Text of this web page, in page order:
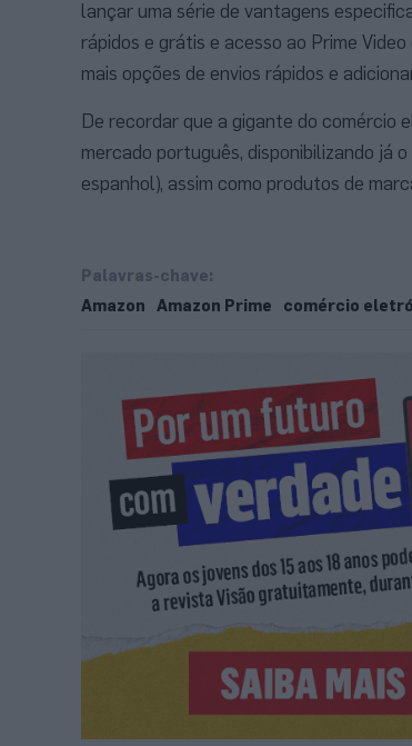
lançar uma série de vantagens
rápidos e grátis e acesso ao Prime
mais opções de envios rápidos e
De recordar que a gigante do comércio
mercado português, disponibilizando já
espanhol), assim como produtos de
Palavras-chave:
Amazon
Amazon Prime comércio